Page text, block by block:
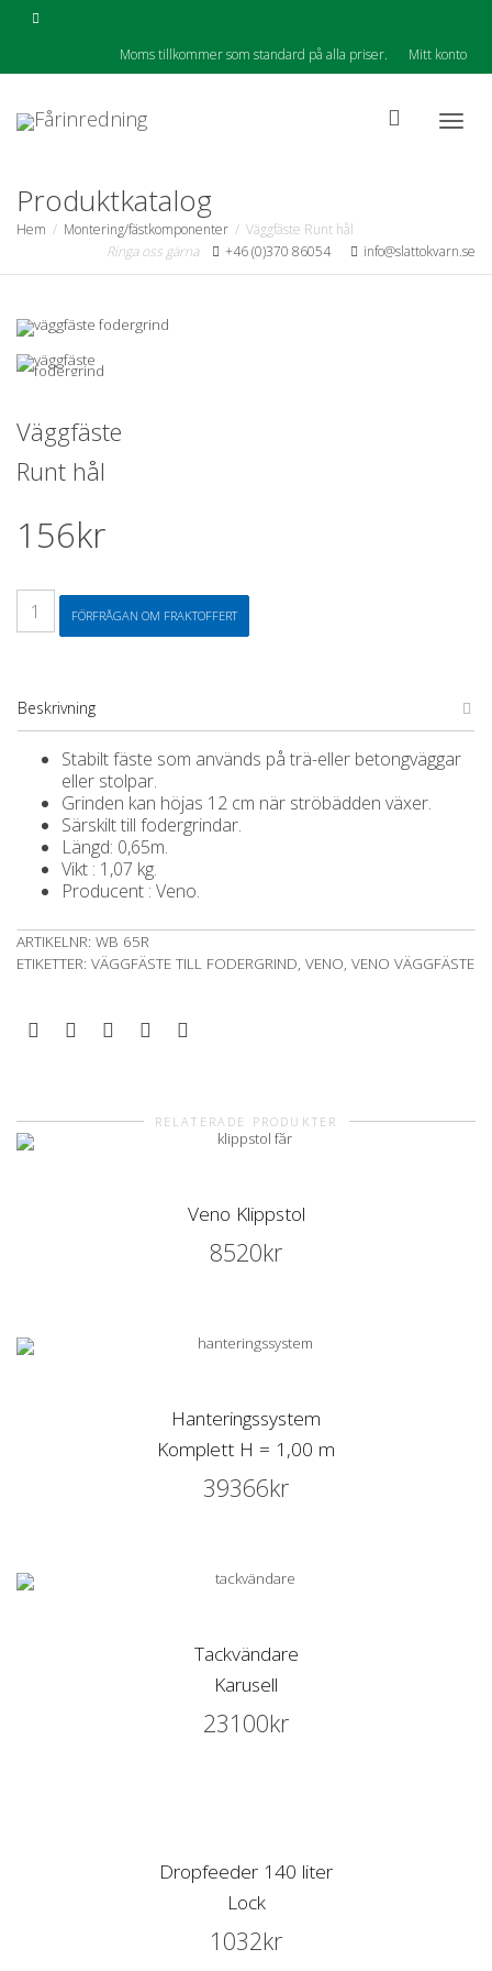
Moms tillkommer som standard på alla priser. Mitt konto
Produktkatalog
Hem Montering/fästkomponenter
Väggfäste Runt hål
Ringa oss gärna
+46 (0)370 86054 info@slattokvarn.se
Väggfäste
Runt hål
156kr
Väggfäste
Runt
FÖRFRÅGAN OM FRAKTOFFERT
Beskrivning
Stabilt fäste som används på trä-eller betongväggar
eller stolpar.
Grinden kan höjas 12 cm när ströbädden växer.
Särskilt till fodergrindar.
Längd: 0,65m.
Vikt : 1,07 kg.
Producent : Veno.
ARTIKELNR: WB 65R
ETIKETTER: VÄGGFÄSTE TILL FODERGRIND, VENO, VENO VÄGGFÄSTE
RELATERADE PRODUKTER
Veno Klippstol
8520kr
Hanteringssystem
Komplett H = 1,00 m
39366kr
Tackvändare
Karusell
23100kr
Dropfeeder 140 liter
Lock
1032kr